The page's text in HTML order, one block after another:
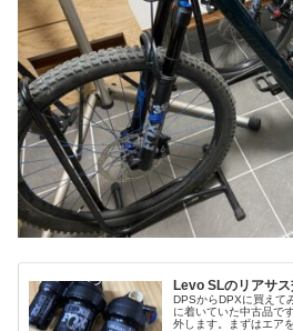
Levo SLのリアサ
DPSからDPXに買えて
に着いていた中古品で
外します。まずはエア